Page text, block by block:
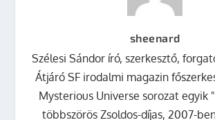
sheenard
Szélesi Sándor író, szerkesztő,
Átjáró SF irodalmi magazin
Mysterious Universe sorozat egyik
többszörös Zsoldos-díjas, 2007-